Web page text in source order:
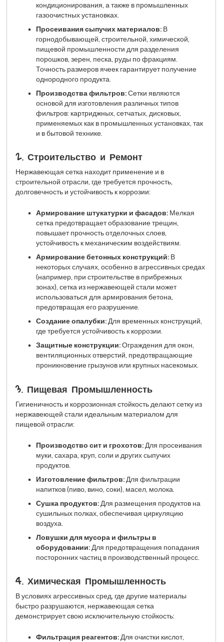
кондиционирования, а также в промышленных
газоочистных установках.
Просеивания сыпучих материалов:В
горнодобывающей, строительной, химической,
пищевой промышленности для разделения
порошков, зерен, песка, руды по фракциям.
Точность размеров ячеек гарантирует получение
однородного продукта.
Производства фильтров:Сетки являются
основой для изготовления различных типов
фильтров: картриджных, сетчатых, дисковых,
применяемых как в промышленных установках, так
и в бытовой технике.
2. Строительство и Ремонт
Нержавеющая сетка находит применение и в
строительной отрасли, где требуется прочность,
долговечность и устойчивость к коррозии:
Армирование штукатурки и фасадов:Мелкая
сетка предотвращает образование трещин,
повышает прочность отделочных слоев,
устойчивость к механическим воздействиям.
Армирование бетонных конструкций:В
некоторых случаях, особенно в агрессивных средах
(например, при строительстве в прибрежных
зонах), сетка из нержавеющей стали может
использоваться для армирования бетона,
предотвращая его разрушение.
Создание опалубки:Для временных конструкций,
где требуется устойчивость к коррозии.
Защитные конструкции:Ограждения для окон,
вентиляционных отверстий, предотвращающие
проникновение грызунов или крупных насекомых.
3. Пищевая Промышленность
Гигиеничность и коррозионная стойкость делают сетку из
нержавеющей стали идеальным материалом для
пищевой отрасли:
Производство сит и грохотов:Для просеивания
муки, сахара, круп, соли и других сыпучих
продуктов.
Изготовление фильтров:Для фильтрации
напитков (пиво, вино, соки), масел, молока.
Сушка продуктов:Для размещения продуктов на
сушильных полках, обеспечивая циркуляцию
воздуха.
Ловушки для мусора и фильтры в
оборудовании:Для предотвращения попадания
посторонних частиц в производственный процесс.
4. Химическая Промышленность
В условиях агрессивных сред, где другие материалы
быстро разрушаются, нержавеющая сетка
демонстрирует свою исключительную стойкость:
Фильтрация реагентов:Для очистки кислот,